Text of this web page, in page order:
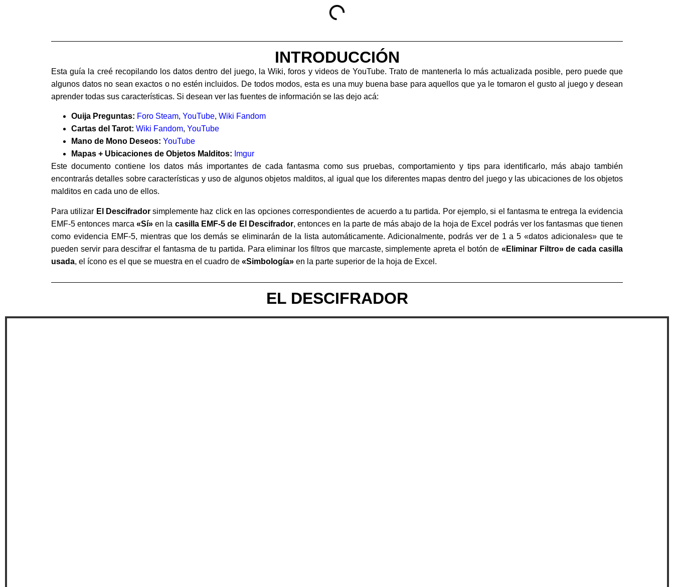
INTRODUCCIÓN
Esta guía la creé recopilando los datos dentro del juego, la Wiki, foros y videos de YouTube. Trato de mantenerla lo más actualizada posible, pero puede que
algunos datos no sean exactos o no estén incluidos. De todos modos, esta es una muy buena base para aquellos que ya le tomaron el gusto al juego y desean
aprender todas sus características. Si desean ver las fuentes de información se las dejo acá:
Ouija Preguntas: Foro Steam, YouTube, Wiki Fandom
Cartas del Tarot: Wiki Fandom, YouTube
Mano de Mono Deseos: YouTube
Mapas + Ubicaciones de Objetos Malditos: Imgur
Este documento contiene los datos más importantes de cada fantasma como sus pruebas, comportamiento y tips para identificarlo, más abajo también
encontrarás detalles sobre características y uso de algunos objetos malditos, al igual que los diferentes mapas dentro del juego y las ubicaciones de los objetos
malditos en cada uno de ellos.
Para utilizar El Descifradorsimplemente haz click en las opciones correspondientes de acuerdo a tu partida. Por ejemplo, si el fantasma te entrega la evidencia
EMF-5 entonces marca «Sí»en la casilla EMF-5 de El Descifrador, entonces en la parte de más abajo de la hoja de Excel podrás ver los fantasmas que tienen
como evidencia EMF-5, mientras que los demás se eliminarán de la lista automáticamente. Adicionalmente, podrás ver de 1 a 5 «datos adicionales» que te
pueden servir para descifrar el fantasma de tu partida. Para eliminar los filtros que marcaste, simplemente apreta el botón de «Eliminar Filtro» de cada casilla
usada, el ícono es el que se muestra en el cuadro de «Simbología» en la parte superior de la hoja de Excel.
EL DESCIFRADOR